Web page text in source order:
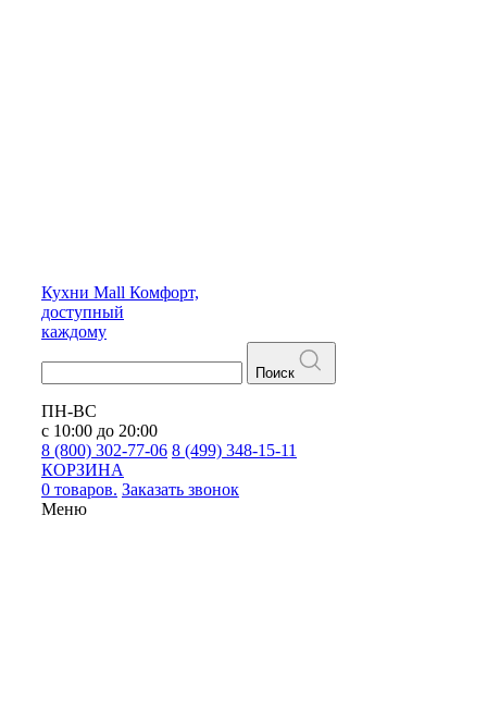
Кухни Mall Комфорт,
доступный
каждому
Поиск
ПН-ВС
с 10:00 до 20:00
8 (800) 302-77-06 8 (499) 348-15-11
КОРЗИНА
0 товаров. Заказать звонок
Меню